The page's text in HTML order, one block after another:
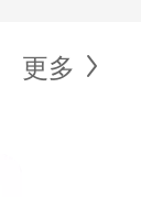
更多